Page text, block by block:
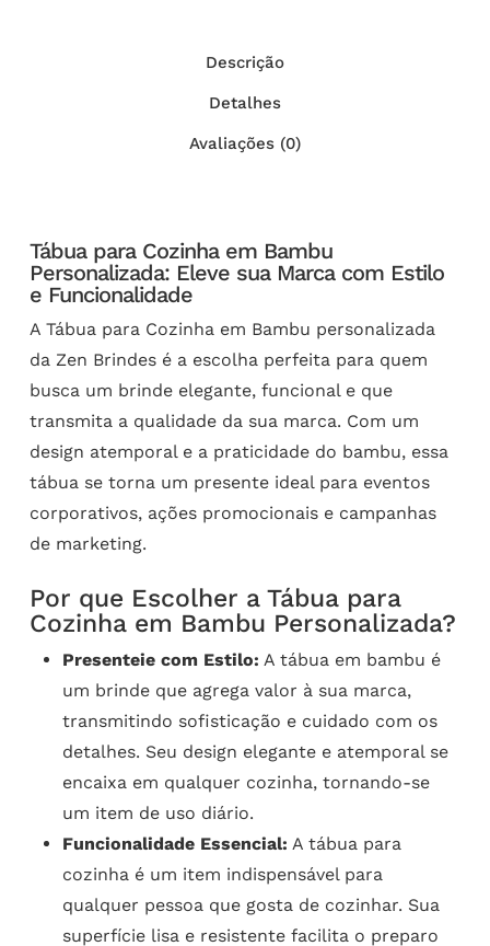
Descrição
Detalhes
Avaliações (0)
Tábua para Cozinha em Bambu
Personalizada: Eleve sua Marca com Estilo
e Funcionalidade
A Tábua para Cozinha em Bambu personalizada
da Zen Brindes é a escolha perfeita para quem
busca um brinde elegante, funcional e que
transmita a qualidade da sua marca. Com um
design atemporal e a praticidade do bambu, essa
tábua se torna um presente ideal para eventos
corporativos, ações promocionais e campanhas
de marketing.
Por que Escolher a Tábua para
Cozinha em Bambu Personalizada?
Presenteie com Estilo: A tábua em bambu é
um brinde que agrega valor à sua marca,
transmitindo sofisticação e cuidado com os
detalhes. Seu design elegante e atemporal se
encaixa em qualquer cozinha, tornando-se
um item de uso diário.
Funcionalidade Essencial: A tábua para
cozinha é um item indispensável para
qualquer pessoa que gosta de cozinhar. Sua
superfície lisa e resistente facilita o preparo